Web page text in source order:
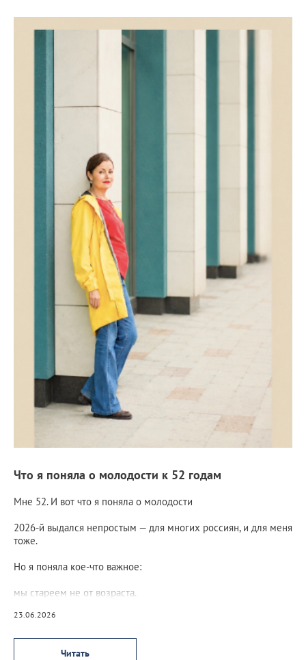
Что я поняла о молодости к 52 годам
Мне 52. И вот что я поняла о молодости
2026-й выдался непростым — для многих россиян, и для меня
тоже.
Но я поняла кое-что важное:
мы стареем не от возраста.
23.06.2026
Читать